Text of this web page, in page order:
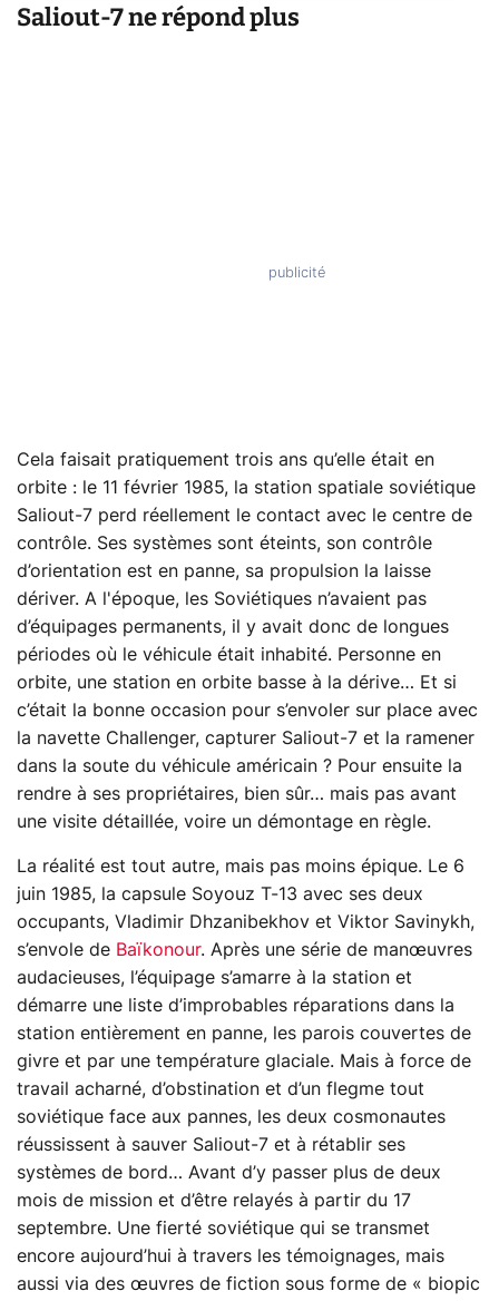
Saliout-7 ne répond plus
Cela faisait pratiquement trois ans qu’elle était en
orbite : le 11 février 1985, la station spatiale soviétique
Saliout-7 perd réellement le contact avec le centre de
contrôle. Ses systèmes sont éteints, son contrôle
d’orientation est en panne, sa propulsion la laisse
dériver. A l'époque, les Soviétiques n’avaient pas
d’équipages permanents, il y avait donc de longues
périodes où le véhicule était inhabité. Personne en
orbite, une station en orbite basse à la dérive… Et si
c’était la bonne occasion pour s’envoler sur place avec
la navette Challenger, capturer Saliout-7 et la ramener
dans la soute du véhicule américain ? Pour ensuite la
rendre à ses propriétaires, bien sûr… mais pas avant
une visite détaillée, voire un démontage en règle.
La réalité est tout autre, mais pas moins épique. Le 6
juin 1985, la capsule Soyouz T-13 avec ses deux
occupants, Vladimir Dhzanibekhov et Viktor Savinykh,
s’envole de Baïkonour. Après une série de manœuvres
audacieuses, l’équipage s’amarre à la station et
démarre une liste d’improbables réparations dans la
station entièrement en panne, les parois couvertes de
givre et par une température glaciale. Mais à force de
travail acharné, d’obstination et d’un flegme tout
soviétique face aux pannes, les deux cosmonautes
réussissent à sauver Saliout-7 et à rétablir ses
systèmes de bord… Avant d’y passer plus de deux
mois de mission et d’être relayés à partir du 17
septembre. Une fierté soviétique qui se transmet
encore aujourd’hui à travers les témoignages, mais
aussi via des œuvres de fiction sous forme de « biopic